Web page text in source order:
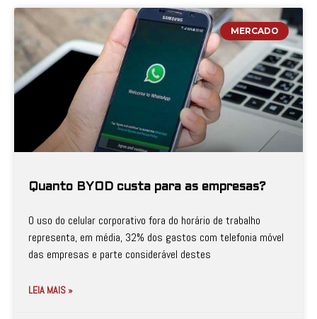
MERCADO
Quanto BYOD custa para as empresas?
O uso do celular corporativo fora do horário de trabalho
representa, em média, 32% dos gastos com telefonia móvel
das empresas e parte considerável destes
LEIA MAIS »